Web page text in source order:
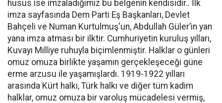
husus ise imzaladığımız bu belgenin kendisidir.. İlk
imza sayfasında Dem Parti Eş Başkanları, Devlet
Bahçeli ve Numan Kurtulmuş'un, Abdullah Güler’in yan
yana imza atması bir ilktir. Cumhuriyetin kuruluş yılları,
Kuvayı Milliye ruhuyla biçimlenmiştir. Halklar o günleri
omuz omuza birlikte yaşamın gerçekleşeceği güne
erme arzusu ile yaşamışlardı. 1919-1922 yılları
arasında Kürt halkı, Türk halkı ve diğer tüm kadim
halklar, omuz omuza bir varoluş mücadelesi vermiş,